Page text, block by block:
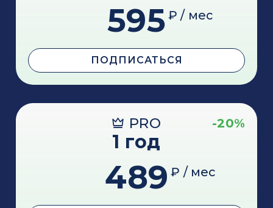
595 ₽ / мес
ПОДПИСАТЬСЯ
PRO -20%
1 год
489 ₽ / мес